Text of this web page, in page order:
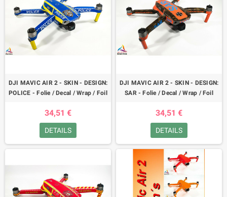
DJI MAVIC AIR 2 - SKIN - DESIGN:
POLICE - Folie / Decal / Wrap / Foil
34,51 €
DETAILS
DJI MAVIC AIR 2 - SKIN - DESIGN:
SAR - Folie / Decal / Wrap / Foil
34,51 €
DETAILS